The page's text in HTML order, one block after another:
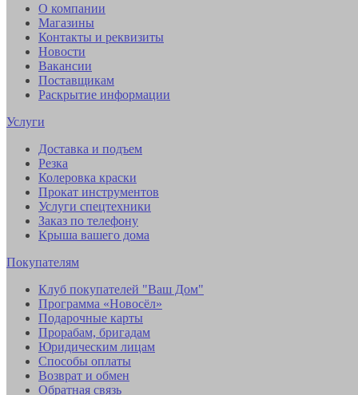
О компании
Магазины
Контакты и реквизиты
Новости
Вакансии
Поставщикам
Раскрытие информации
Услуги
Доставка и подъем
Резка
Колеровка краски
Прокат инструментов
Услуги спецтехники
Заказ по телефону
Крыша вашего дома
Покупателям
Клуб покупателей "Ваш Дом"
Программа «Новосёл»
Подарочные карты
Прорабам, бригадам
Юридическим лицам
Способы оплаты
Возврат и обмен
Обратная связь